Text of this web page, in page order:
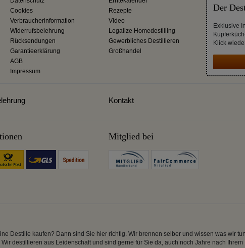
Cookies
Verbraucherinformation
Widerrufsbelehrung
Rücksendungen
Garantieerklärung
AGB
Impressum
Rezepte
Video
Legalize Homedestilling
Gewerbliches Destillieren
Großhandel
Der
Exklusive
Klick
Kontakt
Mitglied bei
Destille kaufen? Dann sind Sie hier richtig. Wir brennen selber und wissen was wir
destillieren aus Leidenschaft und sind gerne für Sie da, auch noch Jahre nach Ihrem